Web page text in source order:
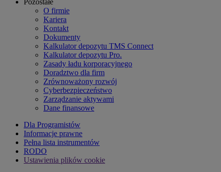
Pozostałe
O firmie
Kariera
Kontakt
Dokumenty
Kalkulator depozytu TMS Connect
Kalkulator depozytu Pro.
Zasady ładu korporacyjnego
Doradztwo dla firm
Zrównoważony rozwój
Cyberbezpieczeństwo
Zarządzanie aktywami
Dane finansowe
Dla Programistów
Informacje prawne
Pełna lista instrumentów
RODO
Ustawienia plików cookie